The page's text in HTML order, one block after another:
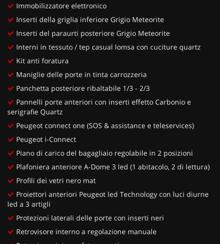
Immobilizzatore elettronico
Inserti della griglia inferiore Grigio Meteorite
Inserti del paraurti posteriore Grigio Meteorite
Interni in tessuto / tep casual lomsa con cuciture quartz
Kit anti foratura
Maniglie delle porte in tinta carrozzeria
Panchetta posteriore ribaltabile 1/3 - 2/3
Pannelli porte anteriori con inserti effetto Carbonio e
serigrafie Quartz
Peugeot connect one (SOS & assistance e teleservices)
Peugeot i-Connect
Piano di carico del bagagliaio regolabile in 2 posizioni
Plafoniera anteriore A-Dome 3 led (1 abitacolo, 2 di lettura)
Profili dei vetri nero mat
Proiettori anteriori Peugeot led Technology con luci diurne
led a 3 artigli
Protezioni laterali delle porte con inserti neri
Retrovisore interno a regolazione manuale